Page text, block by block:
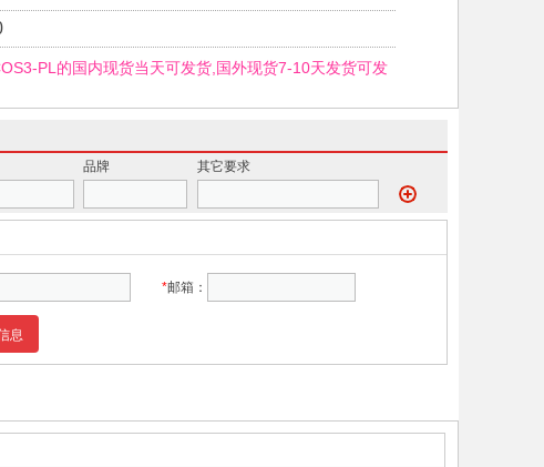
PL的国内现货当天可发货,国外现货7-10天发货可发
品牌 其它要求
*邮箱：
息